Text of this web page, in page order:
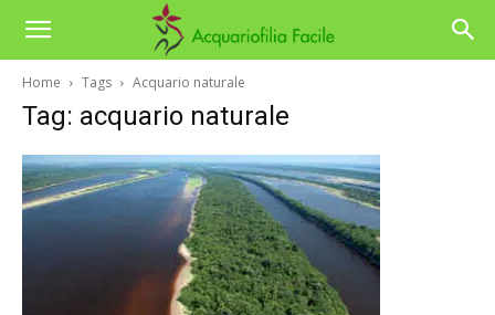
Home Tags Acquario naturale
Tag: acquario naturale